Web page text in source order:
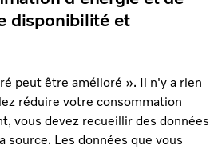
disponibilité et
peut être amélioré ». Il n'y a rien
réduire votre consommation
vous devez recueillir des données
source. Les données que vous